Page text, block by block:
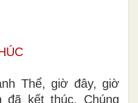
Thể, giờ đây, giờ
đã kết thúc. Chúng